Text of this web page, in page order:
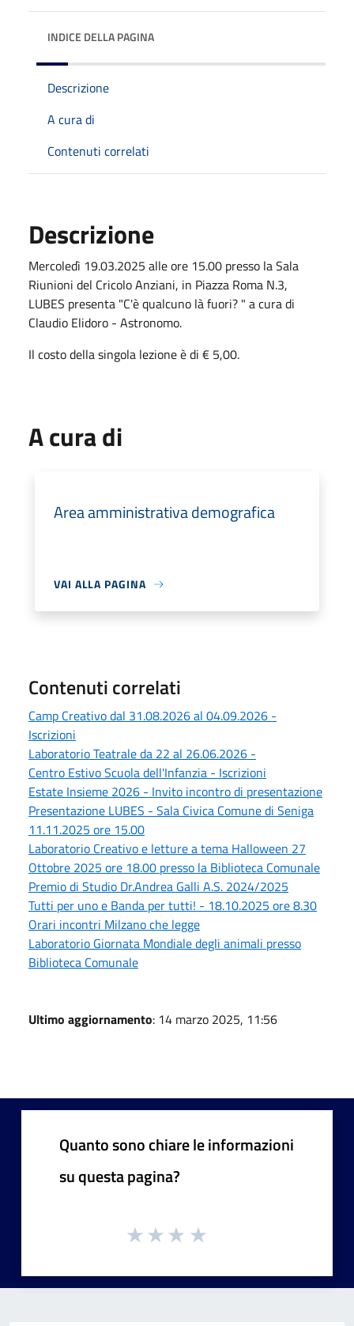
INDICE DELLA PAGINA
Descrizione
A cura di
Contenuti correlati
Descrizione
Mercoledì 19.03.2025 alle ore 15.00 presso la Sala
Riunioni del Cricolo Anziani, in Piazza Roma N.3,
LUBES presenta "C'è qualcuno là fuori? " a cura di
Claudio Elidoro - Astronomo.
Il costo della singola lezione è di € 5,00.
A cura di
Area amministrativa demografica
VAI ALLA PAGINA
Contenuti correlati
Camp Creativo dal 31.08.2026 al 04.09.2026 -
Iscrizioni
Laboratorio Teatrale da 22 al 26.06.2026 -
Centro Estivo Scuola dell'Infanzia - Iscrizioni
Estate Insieme 2026 - Invito incontro di presentazione
Presentazione LUBES - Sala Civica Comune di Seniga
11.11.2025 ore 15.00
Laboratorio Creativo e letture a tema Halloween 27
Ottobre 2025 ore 18.00 presso la Biblioteca Comunale
Premio di Studio Dr.Andrea Galli A.S. 2024/2025
Tutti per uno e Banda per tutti! - 18.10.2025 ore 8.30
Orari incontri Milzano che legge
Laboratorio Giornata Mondiale degli animali presso
Biblioteca Comunale
Ultimo aggiornamento: 14 marzo 2025, 11:56
Quanto sono chiare le informazioni
su questa pagina?